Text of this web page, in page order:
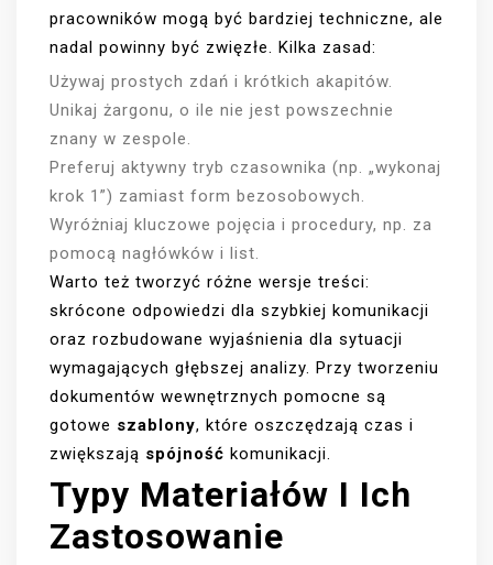
pracowników mogą być bardziej techniczne, ale
nadal powinny być zwięzłe. Kilka zasad:
Używaj prostych zdań i krótkich akapitów.
Unikaj żargonu, o ile nie jest powszechnie
znany w zespole.
Preferuj aktywny tryb czasownika (np. „wykonaj
krok 1”) zamiast form bezosobowych.
Wyróżniaj kluczowe pojęcia i procedury, np. za
pomocą nagłówków i list.
Warto też tworzyć różne wersje treści:
skrócone odpowiedzi dla szybkiej komunikacji
oraz rozbudowane wyjaśnienia dla sytuacji
wymagających głębszej analizy. Przy tworzeniu
dokumentów wewnętrznych pomocne są
gotowe szablony, które oszczędzają czas i
zwiększają spójność komunikacji.
Typy Materiałów I Ich
Zastosowanie